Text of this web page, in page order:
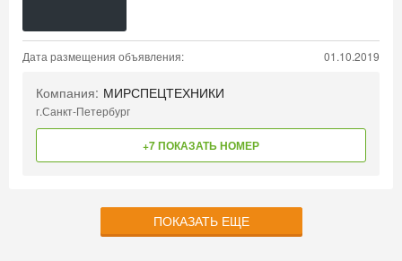
Дата размещения объявления: 01.10.2019
Компания: МИРСПЕЦТЕХНИКИ
г.Санкт-Петербург
+7 ПОКАЗАТЬ НОМЕР
ПОКАЗАТЬ ЕЩЕ